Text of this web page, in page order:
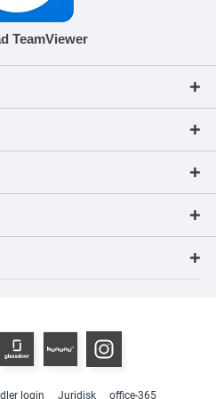
TeamViewer
login Juridisk office-365